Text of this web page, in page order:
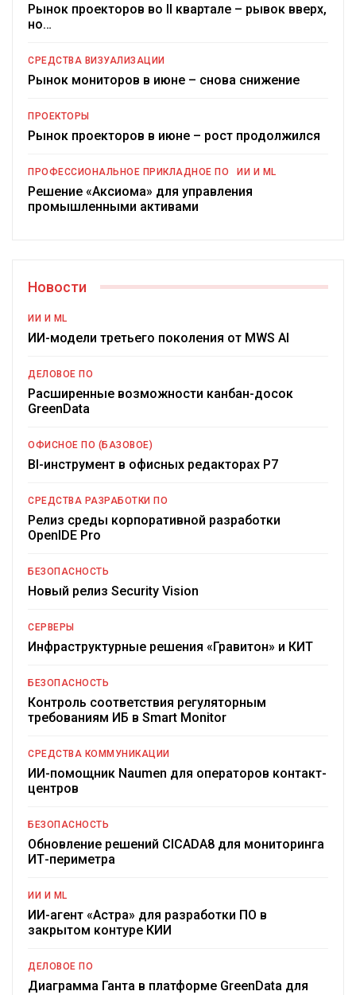
Рынок проекторов во II квартале – рывок вверх,
но…
СРЕДСТВА ВИЗУАЛИЗАЦИИ
Рынок мониторов в июне – снова снижение
ПРОЕКТОРЫ
Рынок проекторов в июне – рост продолжился
ПРОФЕССИОНАЛЬНОЕ ПРИКЛАДНОЕ ПО ИИ И ML
Решение «Аксиома» для управления
промышленными активами
Новости
ИИ И ML
ИИ-модели третьего поколения от MWS AI
ДЕЛОВОЕ ПО
Расширенные возможности канбан-досок
GreenData
ОФИСНОЕ ПО (БАЗОВОЕ)
BI-инструмент в офисных редакторах Р7
СРЕДСТВА РАЗРАБОТКИ ПО
Релиз среды корпоративной разработки
OpenIDE Pro
БЕЗОПАСНОСТЬ
Новый релиз Security Vision
СЕРВЕРЫ
Инфраструктурные решения «Гравитон» и КИТ
БЕЗОПАСНОСТЬ
Контроль соответствия регуляторным
требованиям ИБ в Smart Monitor
СРЕДСТВА КОММУНИКАЦИИ
ИИ-помощник Naumen для операторов контакт-
центров
БЕЗОПАСНОСТЬ
Обновление решений CICADA8 для мониторинга
ИТ-периметра
ИИ И ML
ИИ-агент «Астра» для разработки ПО в
закрытом контуре КИИ
ДЕЛОВОЕ ПО
Диаграмма Ганта в платформе GreenData для